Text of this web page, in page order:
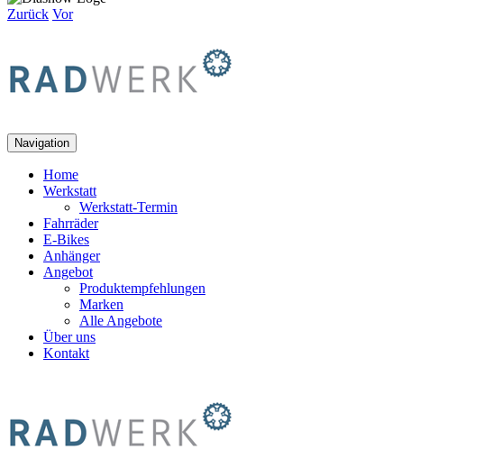
Zurück Vor
Navigation
Home
Werkstatt
Werkstatt-Termin
Fahrräder
E-Bikes
Anhänger
Angebot
Produktempfehlungen
Marken
Alle Angebote
Über uns
Kontakt